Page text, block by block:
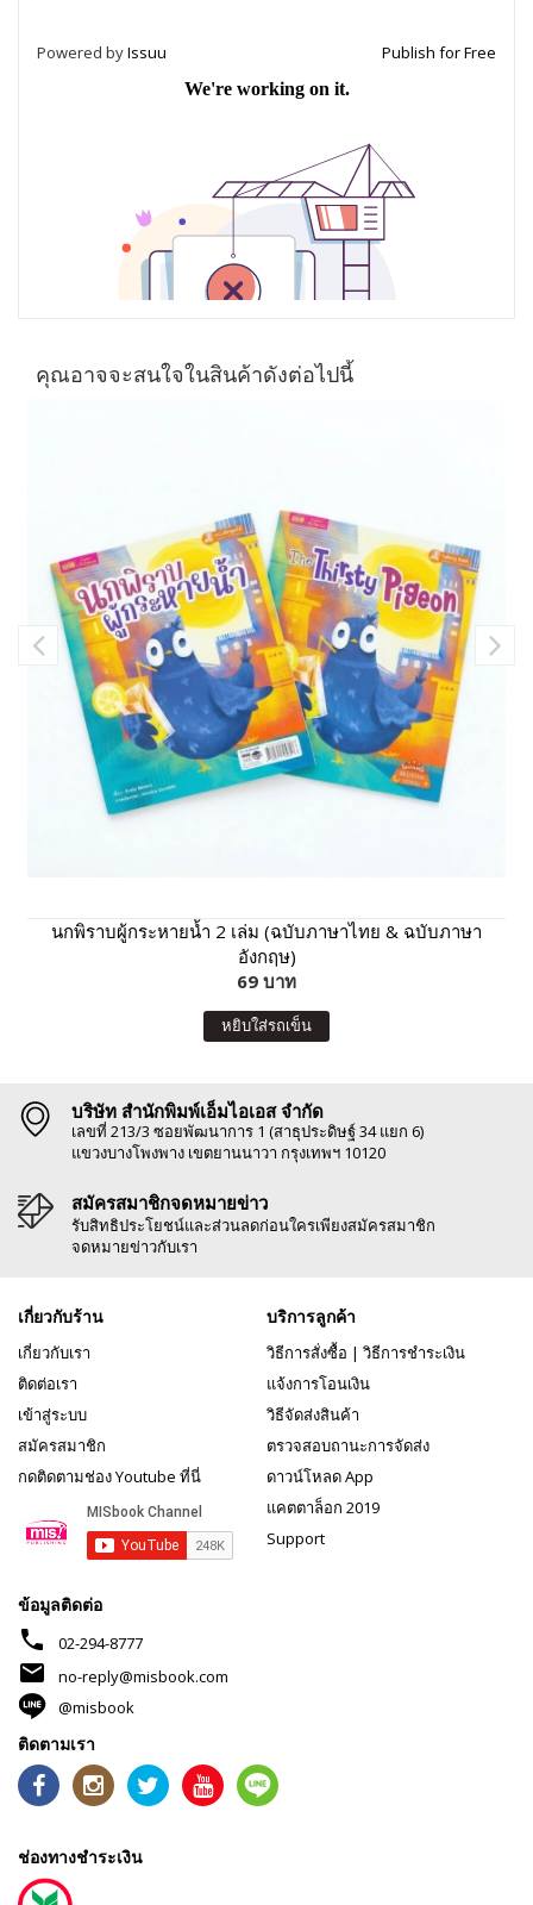
Powered byIssuu Publish for Free
คุณอาจจะสนใจในสินค้าดังต่อไปนี้
นกพิราบผู้กระหายน้ำ 2 เล่ม (ฉบับภาษาไทย & ฉบับภาษา
อังกฤษ)
69 บาท
หยิบใส่รถเข็น
บริษัท สำนักพิมพ์เอ็มไอเอส จำกัด
เลขที่ 213/3 ซอยพัฒนาการ 1 (สาธุประดิษฐ์ 34 แยก 6)
แขวงบางโพงพาง เขตยานนาวา กรุงเทพฯ 10120
สมัครสมาชิกจดหมายข่าว
รับสิทธิประโยชน์และส่วนลดก่อนใครเพียงสมัครสมาชิก
จดหมายข่าวกับเรา
เกี่ยวกับร้าน
เกี่ยวกับเรา
ติดต่อเรา
เข้าสู่ระบบ
สมัครสมาชิก
กดติดตามช่อง Youtube ที่นี่
บริการลูกค้า
วิธีการสั่งซื้อ | วิธีการชำระเงิน
แจ้งการโอนเงิน
วิธีจัดส่งสินค้า
ตรวจสอบถานะการจัดส่ง
ดาวน์โหลด App
แคตตาล็อก 2019
Support
ข้อมูลติดต่อ
phone 02-294-8777
mail
no-reply@misbook.com
@misbook
ติดตามเรา
ช่องทางชำระเงิน